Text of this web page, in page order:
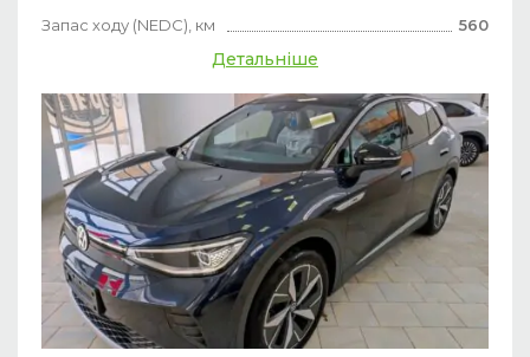
Запас ходу (NEDC), км
560
Детальніше